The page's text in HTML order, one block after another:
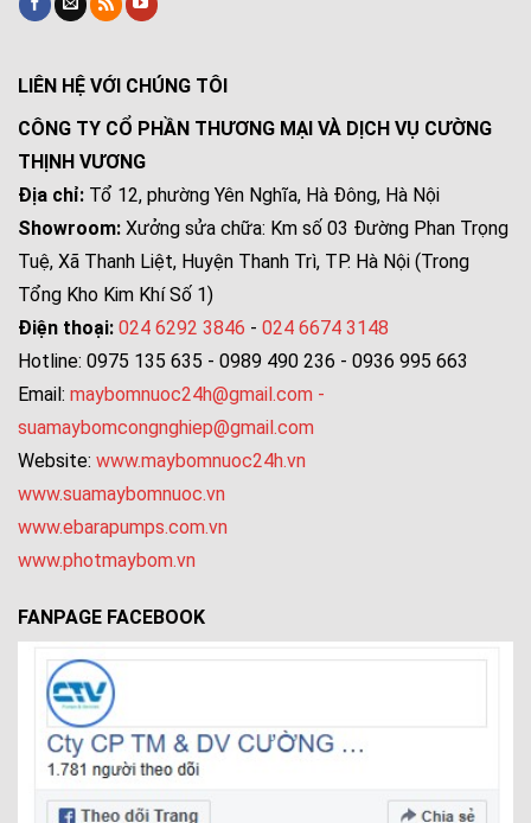
LIÊN HỆ VỚI CHÚNG TÔI
CÔNG TY CỔ PHẦN THƯƠNG MẠI VÀ DỊCH VỤ CƯỜNG
THỊNH VƯƠNG
Địa chỉ: Tổ 12, phường Yên Nghĩa, Hà Đông, Hà Nội
Showroom: Xưởng sửa chữa: Km số 03 Đường Phan Trọng
Tuệ, Xã Thanh Liệt, Huyện Thanh Trì, TP. Hà Nội (Trong
Tổng Kho Kim Khí Số 1)
Điện thoại: 024 6292 3846 - 024 6674 3148
Hotline: 0975 135 635 - 0989 490 236 - 0936 995 663
Email: maybomnuoc24h@gmail.com -
suamaybomcongnghiep@gmail.com
Website: www.maybomnuoc24h.vn
www.suamaybomnuoc.vn
www.ebarapumps.com.vn
www.photmaybom.vn
FANPAGE FACEBOOK